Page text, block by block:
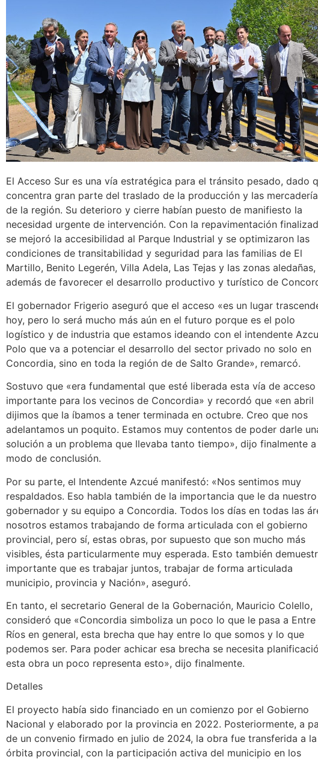
El Acceso Sur es una vía estratégica para el tránsito pesado, dado
concentra gran parte del traslado de la producción y las
de la región. Su deterioro y cierre habían puesto de manifiesto la
necesidad urgente de intervención. Con la repavimentación
se mejoró la accesibilidad al Parque Industrial y se optimizaron las
condiciones de transitabilidad y seguridad para las familias de El
Martillo, Benito Legerén, Villa Adela, Las Tejas y las zonas aledañas,
además de favorecer el desarrollo productivo y turístico de
El gobernador Frigerio aseguró que el acceso «es un lugar
hoy, pero lo será mucho más aún en el futuro porque es el polo
logístico y de industria que estamos ideando con el intendente
Polo que va a potenciar el desarrollo del sector privado no solo en
Concordia, sino en toda la región de de Salto Grande», remarcó.
Sostuvo que «era fundamental que esté liberada esta vía de
importante para los vecinos de Concordia» y recordó que «en abril
dijimos que la íbamos a tener terminada en octubre. Creo que nos
adelantamos un poquito. Estamos muy contentos de poder darle
solución a un problema que llevaba tanto tiempo», dijo finalmente a
modo de conclusión.
Por su parte, el Intendente Azcué manifestó: «Nos sentimos muy
respaldados. Eso habla también de la importancia que le da nuestro
gobernador y su equipo a Concordia. Todos los días en todas las
nosotros estamos trabajando de forma articulada con el gobierno
provincial, pero sí, estas obras, por supuesto que son mucho más
visibles, ésta particularmente muy esperada. Esto también
importante que es trabajar juntos, trabajar de forma articulada
municipio, provincia y Nación», aseguró.
En tanto, el secretario General de la Gobernación, Mauricio Colello,
consideró que «Concordia simboliza un poco lo que le pasa a Entre
Ríos en general, esta brecha que hay entre lo que somos y lo que
podemos ser. Para poder achicar esa brecha se necesita
esta obra un poco representa esto», dijo finalmente.
Detalles
El proyecto había sido financiado en un comienzo por el Gobierno
Nacional y elaborado por la provincia en 2022. Posteriormente, a
de un convenio firmado en julio de 2024, la obra fue transferida a la
órbita provincial, con la participación activa del municipio en los